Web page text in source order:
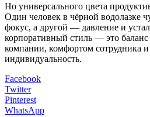
Но универсального цвета
Один человек в чёрной водолазке
фокус, а другой — давление и
корпоративный стиль — это
компании, комфортом сотрудника
индивидуальность.
Facebook
Twitter
Pinterest
WhatsApp